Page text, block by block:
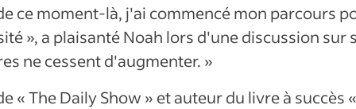
ce moment-là, j'ai commencé mon parcours
», a plaisanté Noah lors d'une discussion sur
ne cessent d'augmenter. »
« The Daily Show » et auteur du livre à succès